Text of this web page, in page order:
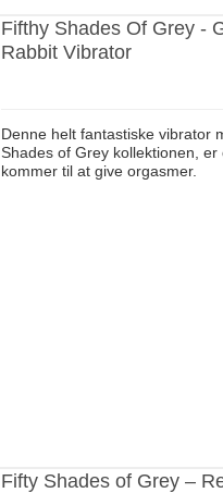
Fifthy Shades Of Grey -
Rabbit Vibrator
Denne helt fantastiske vibrator
Shades of Grey kollektionen,
kommer til at give orgasmer.
Fifty Shades of Grey –